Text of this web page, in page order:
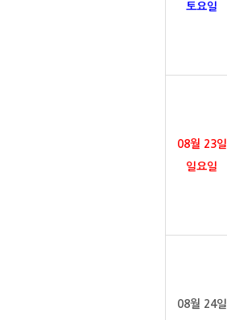
토요일
08월 23일
일요일
08월 24일